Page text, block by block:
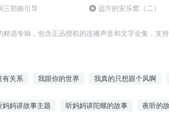
三部曲引导 远方的安乐窝（二）
选专辑，包含正品授权的连播声音和文字全集，支
有关系 我跟你的世界 我真的只想跟个风啊
妈妈讲故事主题 听妈妈讲陀螺的故事 夜听的